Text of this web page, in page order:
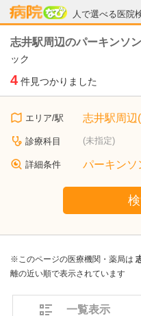
人で選べる医院
病院なび
志井駅周辺のパーキンソ
ック
4 件見つかりました
エリア/駅 志井駅周辺
診療科目 (未指定)
詳細条件 パーキンソ
※このページの医療機関・薬局は
離の近い順で表示されています
一覧表示